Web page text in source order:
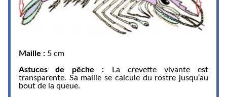
Maille : 5 cm
Astuces de pêche : La crevette vivante est
transparente. Sa maille se calcule du rostre jusqu’au
bout de la queue.